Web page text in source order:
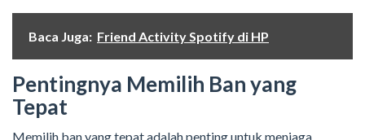
Baca Juga: Friend Activity Spotify di HP
Pentingnya Memilih Ban yang
Tepat
Memilih ban yang tepat adalah penting untuk menjaga